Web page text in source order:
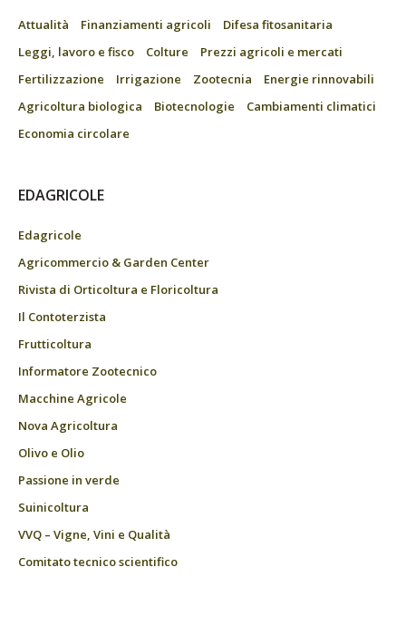
Attualità Finanziamenti agricoli
Difesa fitosanitaria
Leggi, lavoro e fisco
Colture
Prezzi agricoli e mercati
Fertilizzazione
Irrigazione Zootecnia
Energie rinnovabili
Agricoltura biologica
Biotecnologie
Cambiamenti climatici
Economia circolare
EDAGRICOLE
Edagricole
Agricommercio & Garden Center
Rivista di Orticoltura e Floricoltura
Il Contoterzista
Frutticoltura
Informatore Zootecnico
Macchine Agricole
Nova Agricoltura
Olivo e Olio
Passione in verde
Suinicoltura
VVQ – Vigne, Vini e Qualità
Comitato tecnico scientifico